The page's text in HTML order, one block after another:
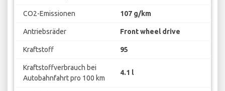
CO2-Emissionen 107 g/km
Antriebsräder Front wheel drive
Kraftstoff 95
Kraftstoffverbrauch bei
Autobahnfahrt pro 100 km
4.1 l